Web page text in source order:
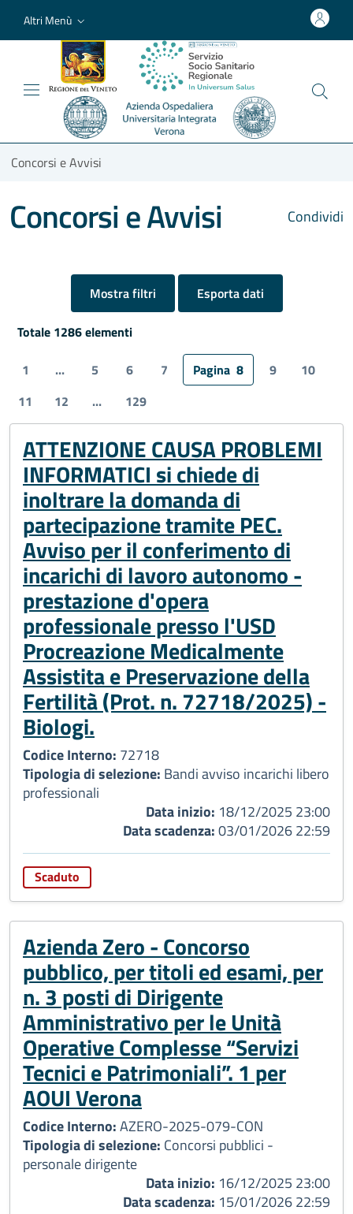
Altri Menù
Concorsi e Avvisi
Condividi
Concorsi e Avvisi
Mostra filtri Esporta dati
Totale 1286 elementi
1
... 5 6 7 Pagina 8 9
10
11
12 ... 129
ATTENZIONE CAUSA PROBLEMI
INFORMATICI si chiede di
inoltrare la domanda di
partecipazione tramite PEC.
Avviso per il conferimento di
incarichi di lavoro autonomo -
prestazione d'opera
professionale presso l'USD
Procreazione Medicalmente
Assistita e Preservazione della
Fertilità (Prot. n. 72718/2025) -
Biologi.
Codice Interno: 72718
Tipologia di selezione: Bandi avviso incarichi libero
professionali
Data inizio: 18/12/2025 23:00
Data scadenza:03/01/2026 22:59
Scaduto
Azienda Zero - Concorso
pubblico, per titoli ed esami, per
n. 3 posti di Dirigente
Amministrativo per le Unità
Operative Complesse “Servizi
Tecnici e Patrimoniali”. 1 per
AOUI Verona
Codice Interno:AZERO-2025-079-CON
Tipologia di selezione: Concorsi pubblici -
personale dirigente
Data inizio: 16/12/2025 23:00
Data scadenza: 15/01/2026 22:59